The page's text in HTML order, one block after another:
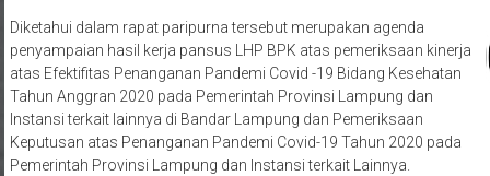
Diketahui dalam rapat paripurna tersebut merupakan agenda
penyampaian hasil kerja pansus LHP BPK atas pemeriksaan kinerja
atas Efektifitas Penanganan Pandemi Covid -19 Bidang Kesehatan
Tahun Anggran 2020 pada Pemerintah Provinsi Lampung dan
Instansi terkait lainnya di Bandar Lampung dan Pemeriksaan
Keputusan atas Penanganan Pandemi Covid-19 Tahun 2020 pada
Pemerintah Provinsi Lampung dan Instansi terkait Lainnya.